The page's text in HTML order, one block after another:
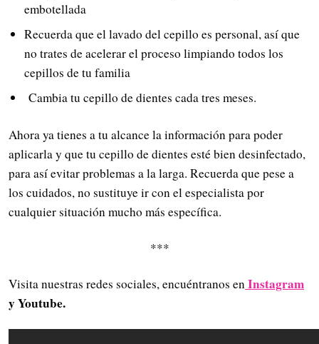
embotellada
Recuerda que el lavado del cepillo es personal, así que
no trates de acelerar el proceso limpiando todos los
cepillos de tu familia
Cambia tu cepillo de dientes cada tres meses.
Ahora ya tienes a tu alcance la información para poder
aplicarla y que tu cepillo de dientes esté bien desinfectado,
para así evitar problemas a la larga. Recuerda que pese a
los cuidados, no sustituye ir con el especialista por
cualquier situación mucho más específica.
***
Visita nuestras redes sociales, encuéntranos enInstagram
y Youtube.